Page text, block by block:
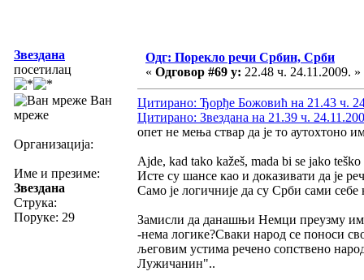
Звездана
посетилац
Ван
мреже
Организација:
Име и презиме:
Звездана
Струка:
Поруке: 29
Одг: Порекло речи Србин, Срби
« Одговор #69 у: 22.48 ч. 24.11.2009. »
Цитирано: Ђорђе Божовић на 21.43 ч.
Цитирано: Звездана на 21.39 ч.
опет не мења ствар да је то аутохтоно
Ajde, kad tako kažeš, mada bi se jako
Исте су шансе као и доказивати да је
Само је логичније да су Срби сами
Замисли да данашњи Немци преузму
-нема логике?Сваки народ се поноси
љеговим устима речено сопствено
Лужичанин"..